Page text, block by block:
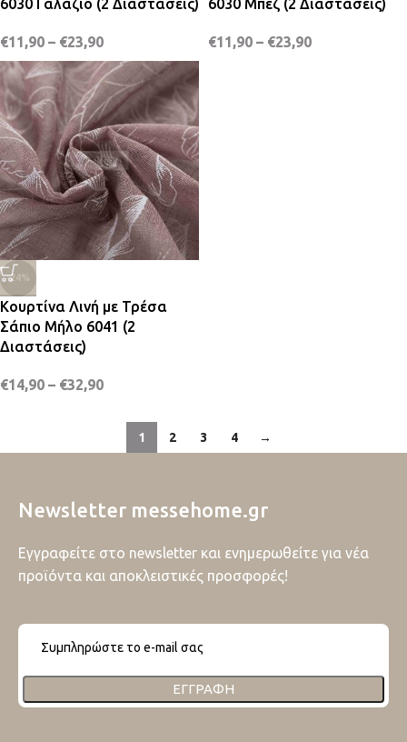
6030 Γαλάζιο (2 Διαστάσεις)
€11,90 – €23,90
6030 Μπεζ (2 Διαστάσεις)
€11,90 – €23,90
-24%
Κουρτίνα Λινή με Τρέσα
Σάπιο Μήλο 6041 (2
Διαστάσεις)
€14,90 – €32,90
1 2 3 4 →
Newsletter messehome.gr
Εγγραφείτε στο newsletter και ενημερωθείτε για νέα
προϊόντα και αποκλειστικές προσφορές!
ΕΓΓΡΑΦΉ